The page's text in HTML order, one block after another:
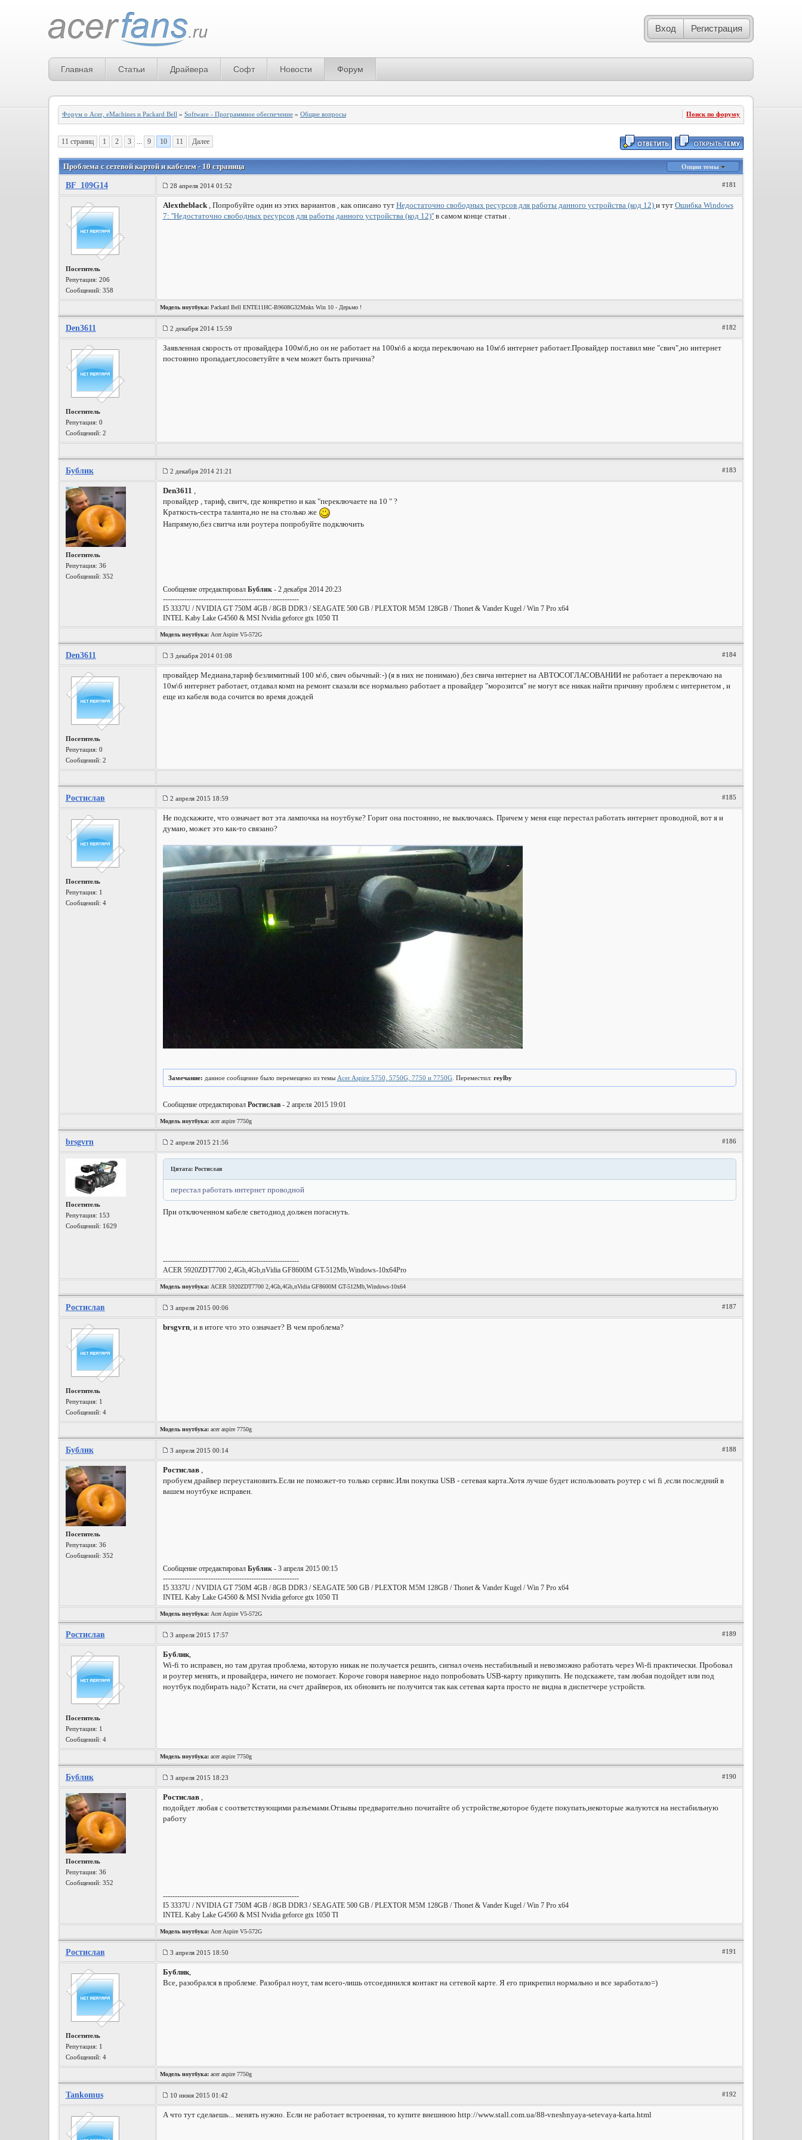
Вход Регистрация
Главная Статьи Драйвера Софт Новости Форум
Форум о Acer, eMachines и Packard Bell » Software - Программное обеспечение» Общие вопросы Поиск по форуму
11 страниц 1 2 3 ... 9 10 11 Далее
Проблема с сетевой картой и кабелем - 10 страница Опции темы
BF_109G14 28 апреля 2014 01:52 #181
Посетитель
Репутация: 206
Сообщений: 358
Alextheblack, Попробуйте один из этих вариантов , как описано тут Недостаточно свободных ресурсов для работы данного устройства (код 12) и тут Ошибка Windows
7: ''Недостаточно свободных ресурсов для работы данного устройства (код 12)''в самом конце статьи .
Модель ноутбука:Packard Bell ENTE11HC-B9608G32Mnks Win 10 - Дерьмо !
Den3611 2 декабря 2014 15:59 #182
Посетитель
Репутация: 0
Сообщений: 2
Заявленная скорость от провайдера 100м\б,но он не работает на 100м\б а когда переключаю на 10м\б интернет работает.Провайдер поставил мне "свич",но интернет
постоянно пропадает,посоветуйте в чем может быть причина?
Бублик 2 декабря 2014 21:21 #183
Посетитель
Репутация: 36
Сообщений: 352
Den3611 ,
провайдер , тариф, свитч, где конкретно и как "переключаете на 10 " ?
Краткость-сестра таланта,но не на столько же
Напрямую,без свитча или роутера попробуйте подключить
Сообщение отредактировал Бублик- 2 декабря 2014 20:23
---------------------------------------------------------
I5 3337U / NVIDIA GT 750M 4GB / 8GB DDR3 / SEAGATE 500 GB / PLEXTOR M5M 128GB / Thonet & Vander Kugel / Win 7 Pro x64
INTEL Kaby Lake G4560 & MSI Nvidia geforce gtx 1050 TI
Модель ноутбука:Acer Aspire V5-572G
Den3611 3 декабря 2014 01:08 #184
Посетитель
Репутация: 0
Сообщений: 2
провайдер Медиана,тариф безлимитный 100 м\б, свич обычный:-) (я в них не понимаю) ,без свича интернет на АВТОСОГЛАСОВАНИИ не работает а переключаю на
10м\б интернет работает, отдавал комп на ремонт сказали все нормально работает а провайдер "морозится" не могут все никак найти причину проблем с интернетом , и
еще из кабеля вода сочится во время дождей
Ростислав 2 апреля 2015 18:59 #185
Посетитель
Репутация: 1
Сообщений: 4
Не подскажите, что означает вот эта лампочка на ноутбуке? Горит она постоянно, не выключаясь. Причем у меня еще перестал работать интернет проводной, вот я и
думаю, может это как-то связано?
Замечание: данное сообщение было перемещено из темы Acer Aspire 5750, 5750G, 7750 и 7750G. Переместил: reylby
Сообщение отредактировал Ростислав- 2 апреля 2015 19:01
Модель ноутбука:acer aspire 7750g
brsgvrn 2 апреля 2015 21:56 #186
Посетитель
Репутация: 153
Сообщений: 1629
Цитата: Ростислав
перестал работать интернет проводной
При отключенном кабеле светодиод должен погаснуть.
---------------------------------------------------------
ACER 5920ZDT7700 2,4Gh,4Gb,nVidia GF8600M GT-512Mb,Windows-10x64Pro
Модель ноутбука:ACER 5920ZDT7700 2,4Gh,4Gb,nVidia GF8600M GT-512Mb,Windows-10x64
Ростислав 3 апреля 2015 00:06 #187
Посетитель
Репутация: 1
Сообщений: 4
brsgvrn, и в итоге что это означает? В чем проблема?
Модель ноутбука:acer aspire 7750g
Бублик 3 апреля 2015 00:14 #188
Посетитель
Репутация: 36
Сообщений: 352
Ростислав,
пробуем драйвер переустановить.Если не поможет-то только сервис.Или покупка USB - сетевая карта.Хотя лучше будет использовать роутер с wi fi ,если последний в
вашем ноутбуке исправен.
Сообщение отредактировал Бублик- 3 апреля 2015 00:15
---------------------------------------------------------
I5 3337U / NVIDIA GT 750M 4GB / 8GB DDR3 / SEAGATE 500 GB / PLEXTOR M5M 128GB / Thonet & Vander Kugel / Win 7 Pro x64
INTEL Kaby Lake G4560 & MSI Nvidia geforce gtx 1050 TI
Модель ноутбука:Acer Aspire V5-572G
Ростислав 3 апреля 2015 17:57 #189
Посетитель
Репутация: 1
Сообщений: 4
Бублик,
Wi-fi то исправен, но там другая проблема, которую никак не получается решить, сигнал очень нестабильный и невозможно работать через Wi-fi практически. Пробовал
и роутер менять, и провайдера, ничего не помогает. Короче говоря наверное надо попробовать USB-карту прикупить. Не подскажете, там любая подойдет или под
ноутбук подбирать надо? Кстати, на счет драйверов, их обновить не получится так как сетевая карта просто не видна в диспетчере устройств.
Модель ноутбука:acer aspire 7750g
Бублик 3 апреля 2015 18:23 #190
Посетитель
Репутация: 36
Сообщений: 352
Ростислав,
подойдет любая с соответствующими разъемами.Отзывы предварительно почитайте об устройстве,которое будете покупать,некоторые жалуются на нестабильную
работу
---------------------------------------------------------
I5 3337U / NVIDIA GT 750M 4GB / 8GB DDR3 / SEAGATE 500 GB / PLEXTOR M5M 128GB / Thonet & Vander Kugel / Win 7 Pro x64
INTEL Kaby Lake G4560 & MSI Nvidia geforce gtx 1050 TI
Модель ноутбука:Acer Aspire V5-572G
Ростислав 3 апреля 2015 18:50 #191
Посетитель
Репутация: 1
Сообщений: 4
Бублик,
Все, разобрался в проблеме. Разобрал ноут, там всего-лишь отсоединился контакт на сетевой карте. Я его прикрепил нормально и все заработало=)
Модель ноутбука:acer aspire 7750g
Tankomus 10 июня 2015 01:42 #192
А что тут сделаешь... менять нужно. Если не работает встроенная, то купите внешнюю http://www.stall.com.ua/88-vneshnyaya-setevaya-karta.html